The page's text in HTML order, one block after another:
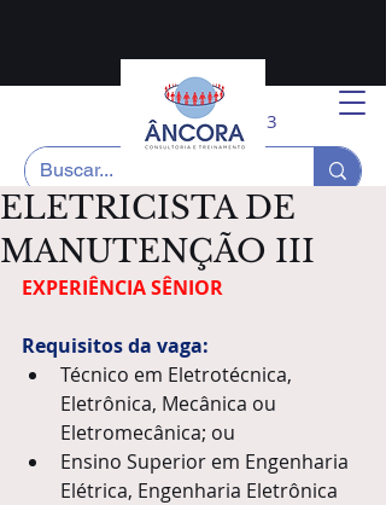
(31) 3771-3333
ELETRICISTA DE
MANUTENÇÃO III
EXPERIÊNCIA SÊNIOR
Requisitos da vaga:
Técnico em Eletrotécnica,
Eletrônica, Mecânica ou
Eletromecânica; ou
Ensino Superior em Engenharia
Elétrica, Engenharia Eletrônica